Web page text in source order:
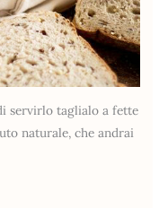
servirlo taglialo a fette
naturale, che andrai